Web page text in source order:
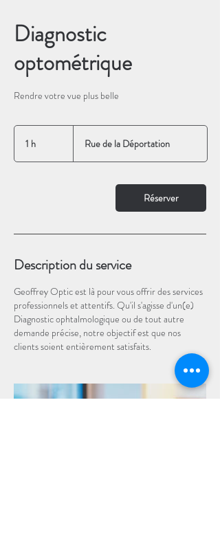
Diagnostic
optométrique
Rendre votre vue plus belle
1 h Rue de la Déportation
Réserver
Description du service
Geoffrey Optic est là pour vous offrir des services
professionnels et attentifs. Qu'il s'agisse d'un(e)
Diagnostic ophtalmologique ou de tout autre
demande précise, notre objectif est que nos
clients soient entièrement satisfaits.